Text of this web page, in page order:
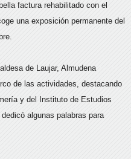
factura rehabilitado con el
una exposición permanente del
de Laujar, Almudena
de las actividades, destacando
y del Instituto de Estudios
algunas palabras para